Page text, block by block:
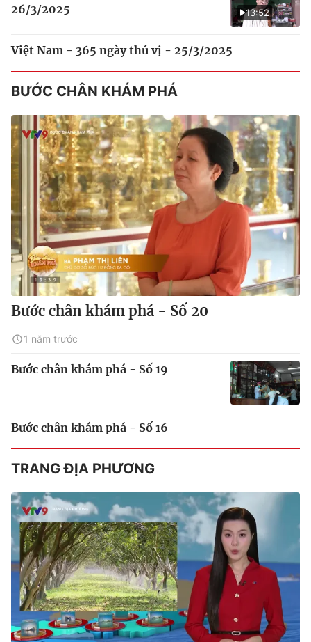
13:52
26/3/2025
Việt Nam - 365 ngày thú vị - 25/3/2025
BƯỚC CHÂN KHÁM PHÁ
Bước chân khám phá - Số 20
1 năm trước
Bước chân khám phá - Số 19
Bước chân khám phá - Số 16
TRANG ĐỊA PHƯƠNG